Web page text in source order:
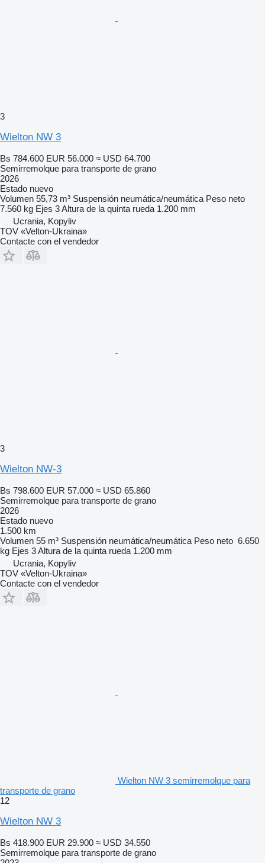
3
Wielton NW 3
Bs 784.600 EUR 56.000 ≈ USD 64.700
Semirremolque para transporte de grano
2026
Estado nuevo
Volumen 55,73 m³ Suspensión neumática/neumática Peso neto
7.560 kg Ejes 3Altura de la quinta rueda 1.200 mm
Ucrania, Kopyliv
TOV «Velton-Ukraina»
Contacte con el vendedor
3
Wielton NW-3
Bs 798.600 EUR 57.000 ≈ USD 65.860
Semirremolque para transporte de grano
2026
Estado nuevo
1.500 km
Volumen 55 m³ Suspensión neumática/neumática Peso neto 6.650
kg Ejes 3Altura de la quinta rueda 1.200 mm
Ucrania, Kopyliv
TOV «Velton-Ukraina»
Contacte con el vendedor
Wielton NW 3 semirremolque para
transporte de grano
12
Wielton NW 3
Bs 418.900 EUR 29.900 ≈ USD 34.550
Semirremolque para transporte de grano